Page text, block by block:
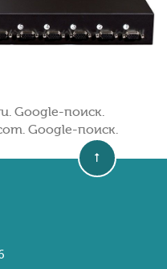
Google-поиск.
Google-поиск.